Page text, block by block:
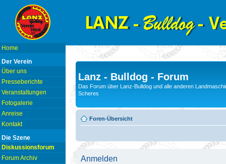
Home
Der Verein
Über uns
Presseberichte
Veranstaltungen
Fotogalerie
Anreise
Kontakt
Die Szene
Diskussionsforum
Forum Archiv
Lanz - Bulldog - Forum
Das Forum über Lanz-Bulldog und alle anderen
Scheres
Foren-Übersicht
Anmelden